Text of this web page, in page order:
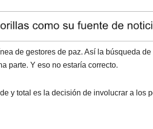
de gestores de paz. Así la búsqueda de
parte. Y eso no estaría correcto.
y total es la decisión de involucrar a los